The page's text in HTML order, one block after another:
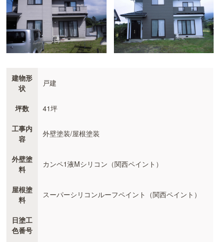
建物形
状
戸建
坪数 41坪
工事内
容
外壁塗装/屋根塗装
外壁塗
料
カンペ1液Mシリコン（関西ペイント）
屋根塗
料
スーパーシリコンルーフペイント（関西ペイント）
日塗工
色番号